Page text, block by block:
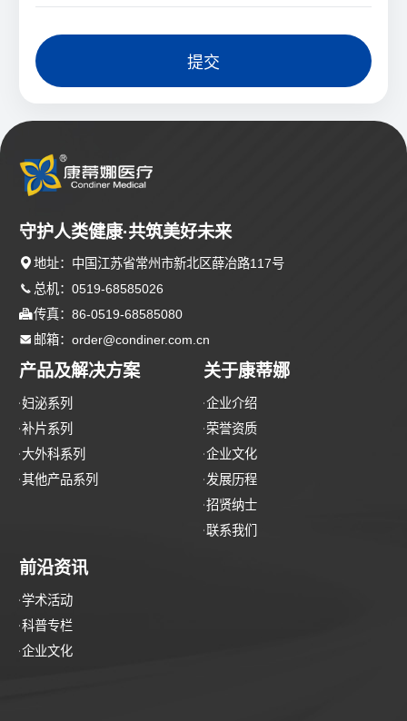
提交
守护人类健康·共筑美好未来
 地址：中国江苏省常州市新北区薛冶路117号
 总机：0519-68585026
传真：86-0519-68585080
 邮箱：order@condiner.com.cn
产品及解决方案
妇泌系列
补片系列
大外科系列
其他产品系列
关于康蒂娜
企业介绍
荣誉资质
企业文化
发展历程
招贤纳士
联系我们
前沿资讯
学术活动
科普专栏
企业文化